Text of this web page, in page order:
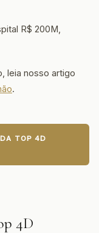
R$ 200M,
leia nosso artigo
.
DA TOP 4D
4D